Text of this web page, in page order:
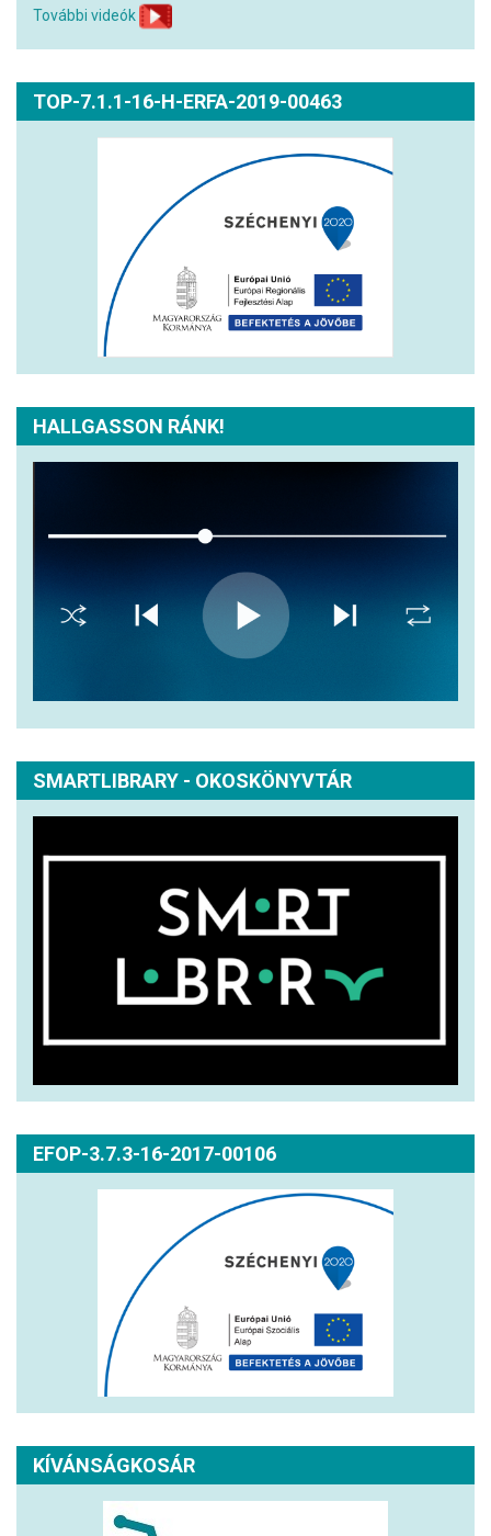
További videók
TOP-7.1.1-16-H-ERFA-2019-00463
HALLGASSON RÁNK!
SMARTLIBRARY - OKOSKÖNYVTÁR
EFOP-3.7.3-16-2017-00106
KÍVÁNSÁGKOSÁR